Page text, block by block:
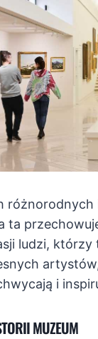
różnorodnych
ta
ludzi,
i
MUZEUM